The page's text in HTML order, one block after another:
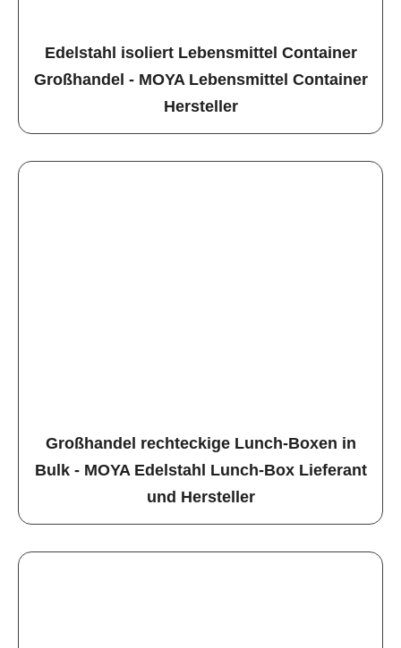
Edelstahl isoliert Lebensmittel Container
Großhandel - MOYA Lebensmittel Container
Hersteller
Großhandel rechteckige Lunch-Boxen in
Bulk - MOYA Edelstahl Lunch-Box Lieferant
und Hersteller